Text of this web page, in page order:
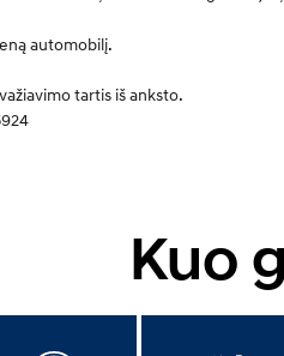
automobilį.
tartis iš anksto.
Kuo